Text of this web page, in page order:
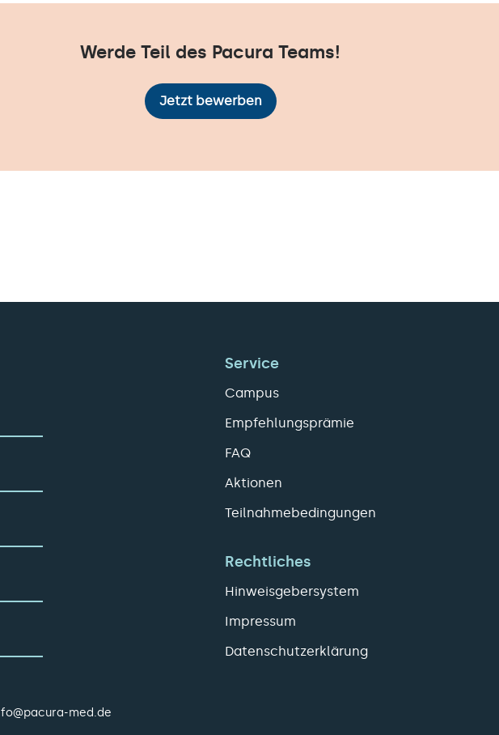
Werde Teil des Pacura Teams!
Jetzt bewerben
Service
Campus
Empfehlungsprämie
FAQ
Aktionen
Teilnahmebedingungen
Rechtliches
Hinweisgebersystem
Impressum
Datenschutzerklärung
med.de